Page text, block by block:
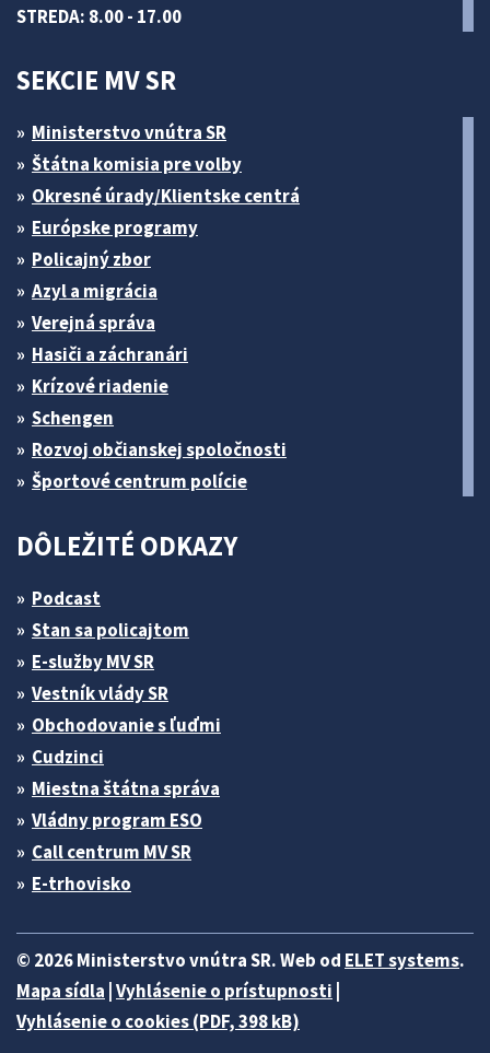
STREDA: 8.00 - 17.00
SEKCIE MV SR
Ministerstvo vnútra SR
Štátna komisia pre volby
Okresné úrady/Klientske centrá
Európske programy
Policajný zbor
Azyl a migrácia
Verejná správa
Hasiči a záchranári
Krízové riadenie
Schengen
Rozvoj občianskej spoločnosti
Športové centrum polície
DÔLEŽITÉ ODKAZY
Podcast
Stan sa policajtom
E-služby MV SR
Vestník vlády SR
Obchodovanie s ľuďmi
Cudzinci
Miestna štátna správa
Vládny program ESO
Call centrum MV SR
E-trhovisko
© 2026 Ministerstvo vnútra SR. Web od ELET systems.
Mapa sídla Vyhlásenie o prístupnosti
Vyhlásenie o cookies (PDF, 398 kB)